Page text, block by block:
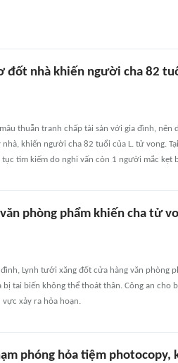
đốt nhà khiến người cha 82
thuẫn tranh chấp tài sản với gia đình, nên
nhà, khiến người cha 82 tuổi của L. tử vong.
tìm kiếm do nghi vấn còn 1 người mắc kẹt
phòng phẩm khiến cha tử
Lynh tưới xăng đốt cửa hàng văn phòng
bị tai biến không thể thoát thân. Công an cho
xảy ra hỏa hoạn.
phóng hỏa tiệm photocopy,